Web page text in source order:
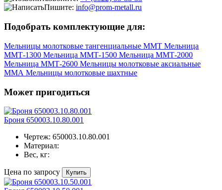
Пишите: info@prom-metall.ru
Подобрать комплектующие для:
Мельницы молотковые тангенциальные ММТ Мельница
ММТ-1300 Мельница ММТ-1500 Мельница ММТ-2000
Мельница ММТ-2600 Мельницы молотковые аксиальные
ММА Мельницы молотковые шахтные
Может пригодиться
Броня 650003.10.80.001
Чертеж: 650003.10.80.001
Материал:
Вес, кг:
Цена по запросу Купить